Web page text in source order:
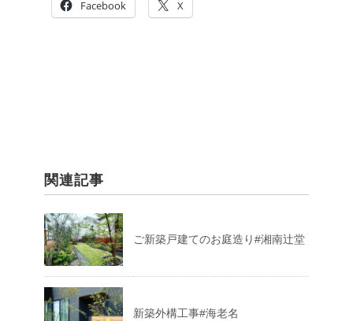
Facebook X
関連記事
ご新築戸建てのお庭造り#湘南辻堂
新築外構工事#海老名